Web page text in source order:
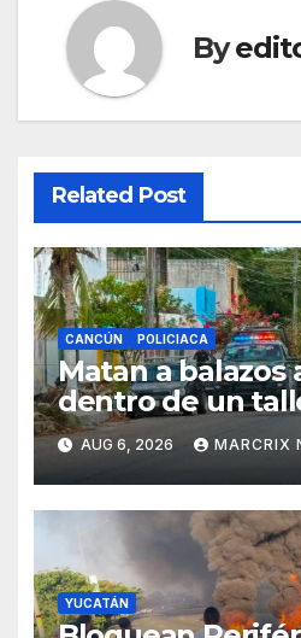
By
Related Post
CANCÚN POLICIACA
Matan a balazos
dentro de un
Supermanzana
Cancún
AUG 6, 2026 MARCRIX
YUCATÁN